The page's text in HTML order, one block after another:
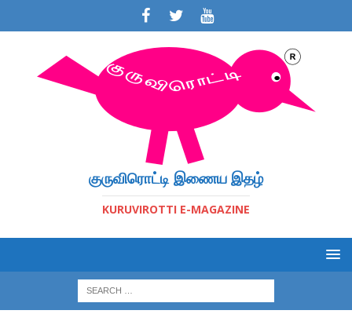
குருவிரொட்டி இணைய இதழ்
KURUVIROTTI E-MAGAZINE